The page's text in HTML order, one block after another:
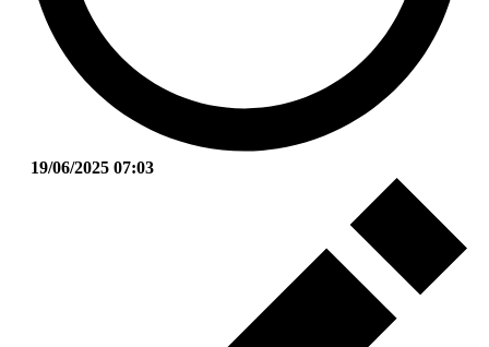
19/06/2025 07:03